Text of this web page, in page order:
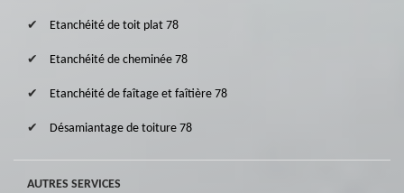
Etanchéité de toit plat 78
Etanchéité de cheminée 78
Etanchéité de faîtage et faîtière 78
Désamiantage de toiture 78
AUTRES SERVICES